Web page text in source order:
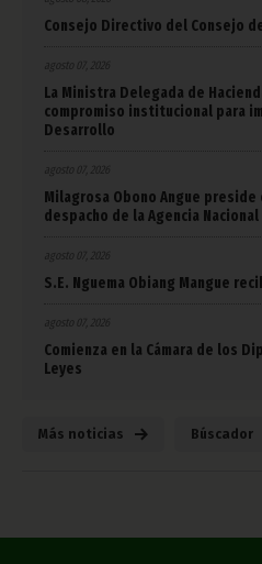
Consejo Directivo del Consejo
agosto 07, 2026
La Ministra Delegada de
compromiso institucional para
Desarrollo
agosto 07, 2026
Milagrosa Obono Angue
despacho de la Agencia
agosto 07, 2026
S.E. Nguema Obiang Mangue
agosto 07, 2026
Comienza en la Cámara de los
Leyes
Más noticias Búscador